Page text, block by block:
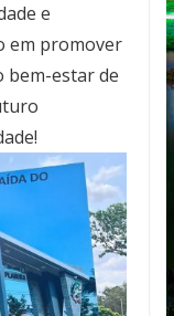
e
em promover
bem-estar de